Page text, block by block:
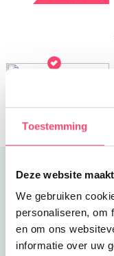
Toestemming
Deze website
We gebruiken
personaliseren, om
en om ons
informatie over uw